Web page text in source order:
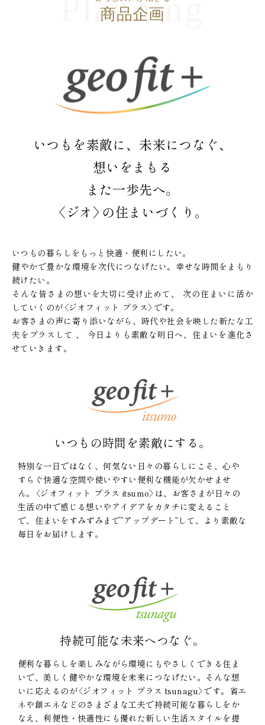
商品企画
いつもを素敵に、 未来につなぐ、
想いをまもる
また一歩先へ。
〈ジオ〉の住まいづくり。
いつもの暮らしをもっと快適・便利にしたい。
健やかで豊かな環境を次代につなげたい。幸せな時間をまもり
続けたい。
そんな皆さまの想いを大切に受け止めて、
次の住まいに活か
していくのが〈ジオフィット プラス〉です。
お客さまの声に寄り添いながら、時代や社会を映した新たな工
夫をプラスして 、
今日よりも素敵な明日へ、住まいを進化さ
せていきます。
いつもの時間を素敵にする。
特別な一日ではなく、何気ない日々の暮らしにこそ、心や
すらぐ快適な空間や使いやすい便利な機能が欠かせませ
ん。〈ジオフィット プラス itsumo〉は、お客さまが日々の
生活の中で感じる想いやアイデアをカタチに変えること
で、住まいをすみずみまで“アップデート”して、より素敵な
毎日をお届けします。
持続可能な未来へつなぐ。
便利な暮らしを楽しみながら環境にもやさしくできる住ま
いで、美しく健やかな環境を未来につなげたい。そんな想
いに応えるのが〈ジオフィット プラス tsunagu〉です。省エ
ネや創エネなどのさまざまな工夫で持続可能な暮らしをか
なえ、利便性・快適性にも優れた新しい生活スタイルを提